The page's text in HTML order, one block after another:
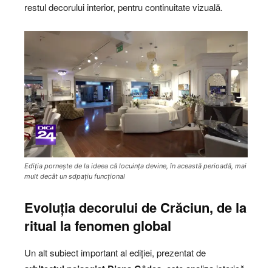
restul decorului interior, pentru continuitate vizuală.
Ediția pornește de la ideea că locuința devine, în această perioadă, mai
mult decât un sdpațiu funcțional
Evoluția decorului de Crăciun, de la
ritual la fenomen global
Un alt subiect important al ediției, prezentat de